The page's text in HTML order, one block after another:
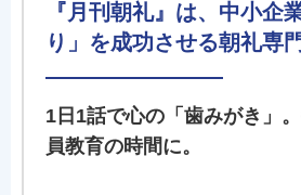
『月刊朝礼』は、中小企
り」を成功させる朝礼専
1日1話で心の「歯みがき」
員教育の時間に。